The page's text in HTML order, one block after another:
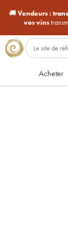
🚚Vendeurs :
vos vins
Acheter